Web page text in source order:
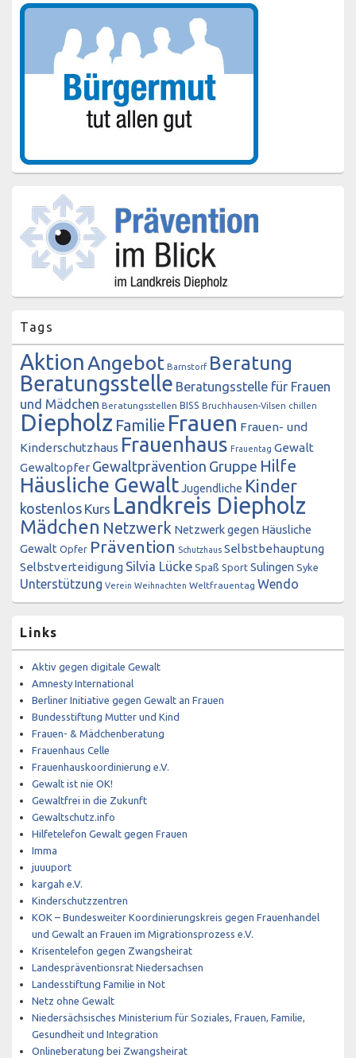
Tags
AktionAngebot Barnstorf Beratung
Beratungsstelle Beratungsstelle für Frauen
und Mädchen Beratungsstellen BISS Bruchhausen-Vilsen chillen
Diepholz Familie Frauen Frauen- und
Kinderschutzhaus Frauenhaus Frauentag Gewalt
Gewaltopfer Gewaltprävention Gruppe Hilfe
Häusliche GewaltJugendliche Kinder
kostenlos Kurs Landkreis Diepholz
Mädchen Netzwerk Netzwerk gegen Häusliche
Gewalt Opfer Prävention Schutzhaus Selbstbehauptung
Selbstverteidigung Silvia Lücke Spaß Sport Sulingen Syke
Unterstützung Verein Weihnachten Weltfrauentag Wendo
Links
Aktiv gegen digitale Gewalt
Amnesty International
Berliner Initiative gegen Gewalt an Frauen
Bundesstiftung Mutter und Kind
Frauen- & Mädchenberatung
Frauenhaus Celle
Frauenhauskoordinierung e.V.
Gewalt ist nie OK!
Gewaltfrei in die Zukunft
Gewaltschutz.info
Hilfetelefon Gewalt gegen Frauen
Imma
juuuport
kargah e.V.
Kinderschutzzentren
KOK – Bundesweiter Koordinierungskreis gegen Frauenhandel
und Gewalt an Frauen im Migrationsprozess e.V.
Krisentelefon gegen Zwangsheirat
Landespräventionsrat Niedersachsen
Landesstiftung Familie in Not
Netz ohne Gewalt
Niedersächsisches Ministerium für Soziales, Frauen, Familie,
Gesundheit und Integration
Onlineberatung bei Zwangsheirat